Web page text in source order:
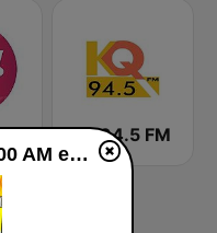
La Bakana FM KQ 94.5 FM
Radio Oriente 1100 AM en vivo